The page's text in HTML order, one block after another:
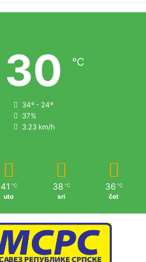
30 ℃
34º - 24º
37%
3.23 km/h
41 ℃
uto
38 ℃
sri
36 ℃
čet